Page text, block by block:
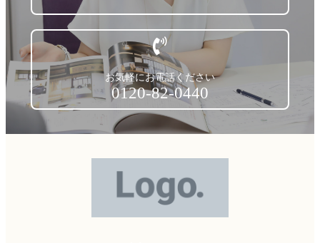
お気軽にお電話ください
0120-82-0440